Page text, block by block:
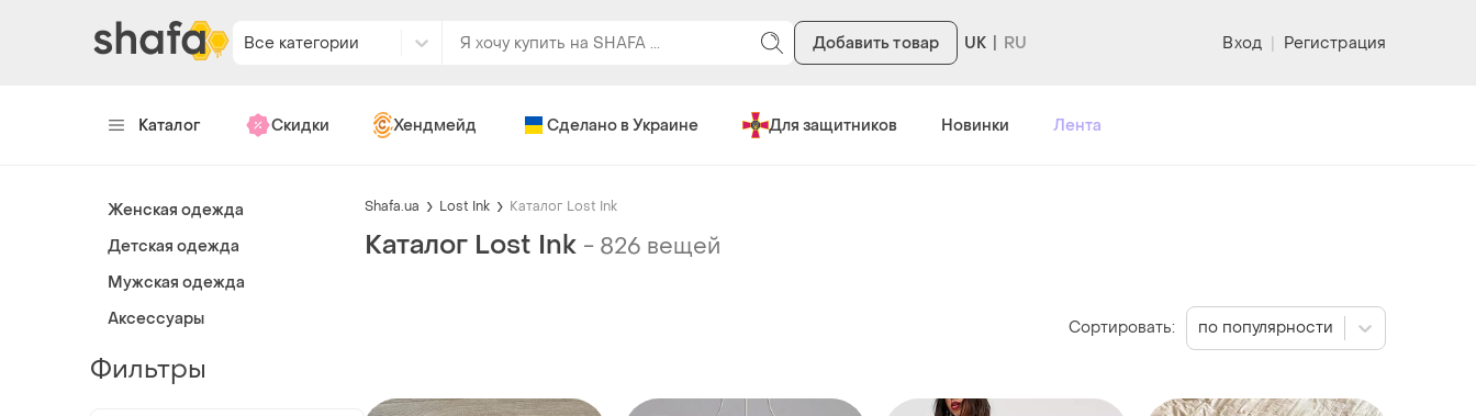
Все категории Добавить товар UK Вход | Регистрация
Каталог Скидки Хендмейд Сделано в Украине Для защитников Новинки Лента
Shafa.ua Lost Ink Каталог Lost Ink
Каталог Lost Ink - 826 вещей
Сортировать: по популярности
Женская одежда
Детская одежда
Мужская одежда
Аксессуары
Фильтры